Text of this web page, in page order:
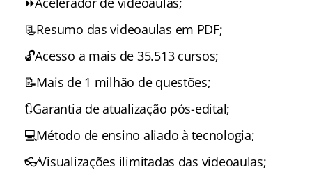
📃Resumo das videoaulas em PDF;
🔓Acesso a mais de 35.513 cursos;
📝Mais de 1 milhão de questões;
🔃Garantia de atualização pós-edital;
💻Método de ensino aliado à tecnologia;
👓Visualizações ilimitadas das videoaulas;